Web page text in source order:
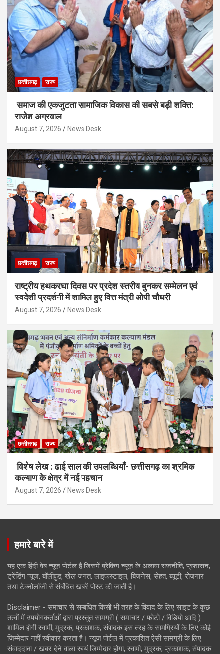
छत्तीसगढ़ राज्य
समाज की एकजुटता सामाजिक विकास की सबसे बड़ी शक्ति:
राजेश अग्रवाल
August 7, 2026 News Desk
छत्तीसगढ़ राज्य
राष्ट्रीय हथकरघा दिवस पर प्रदेश स्तरीय बुनकर सम्मेलन एवं
स्वदेशी प्रदर्शनी में शामिल हुए वित्त मंत्री ओपी चौधरी
August 7, 2026 News Desk
छत्तीसगढ़ राज्य
विशेष लेख : ढाई साल की उपलब्धियाँ- छत्तीसगढ़ का श्रमिक
कल्याण के क्षेत्र में नई पहचान
August 7, 2026 News Desk
हमारे बारे में
यह एक हिंदी वेब न्यूज़ पोर्टल है जिसमें ब्रेकिंग न्यूज़ के अलावा राजनीति, प्रशासन,
ट्रेंडिंग न्यूज, बॉलीवुड, खेल जगत, लाइफस्टाइल, बिजनेस, सेहत, ब्यूटी, रोजगार
तथा टेक्नोलॉजी से संबंधित खबरें पोस्ट की जाती है।
Disclaimer - समाचार से सम्बंधित किसी भी तरह के विवाद के लिए साइट के कुछ
तत्वों में उपयोगकर्ताओं द्वारा प्रस्तुत सामग्री ( समाचार / फोटो / विडियो आदि )
शामिल होगी स्वामी, मुद्रक, प्रकाशक, संपादक इस तरह के सामग्रियों के लिए कोई
ज़िम्मेदार नहीं स्वीकार करता है। न्यूज़ पोर्टल में प्रकाशित ऐसी सामग्री के लिए
संवाददाता / खबर देने वाला स्वयं जिम्मेदार होगा, स्वामी, मुद्रक, प्रकाशक, संपादक